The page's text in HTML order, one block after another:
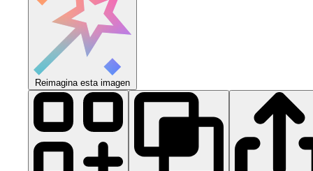
Reimagina esta imagen